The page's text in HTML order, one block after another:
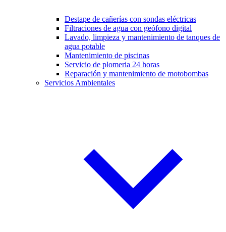
Destape de cañerías con sondas eléctricas
Filtraciones de agua con geófono digital
Lavado, limpieza y mantenimiento de tanques de
agua potable
Mantenimiento de piscinas
Servicio de plomeria 24 horas
Reparación y mantenimiento de motobombas
Servicios Ambientales